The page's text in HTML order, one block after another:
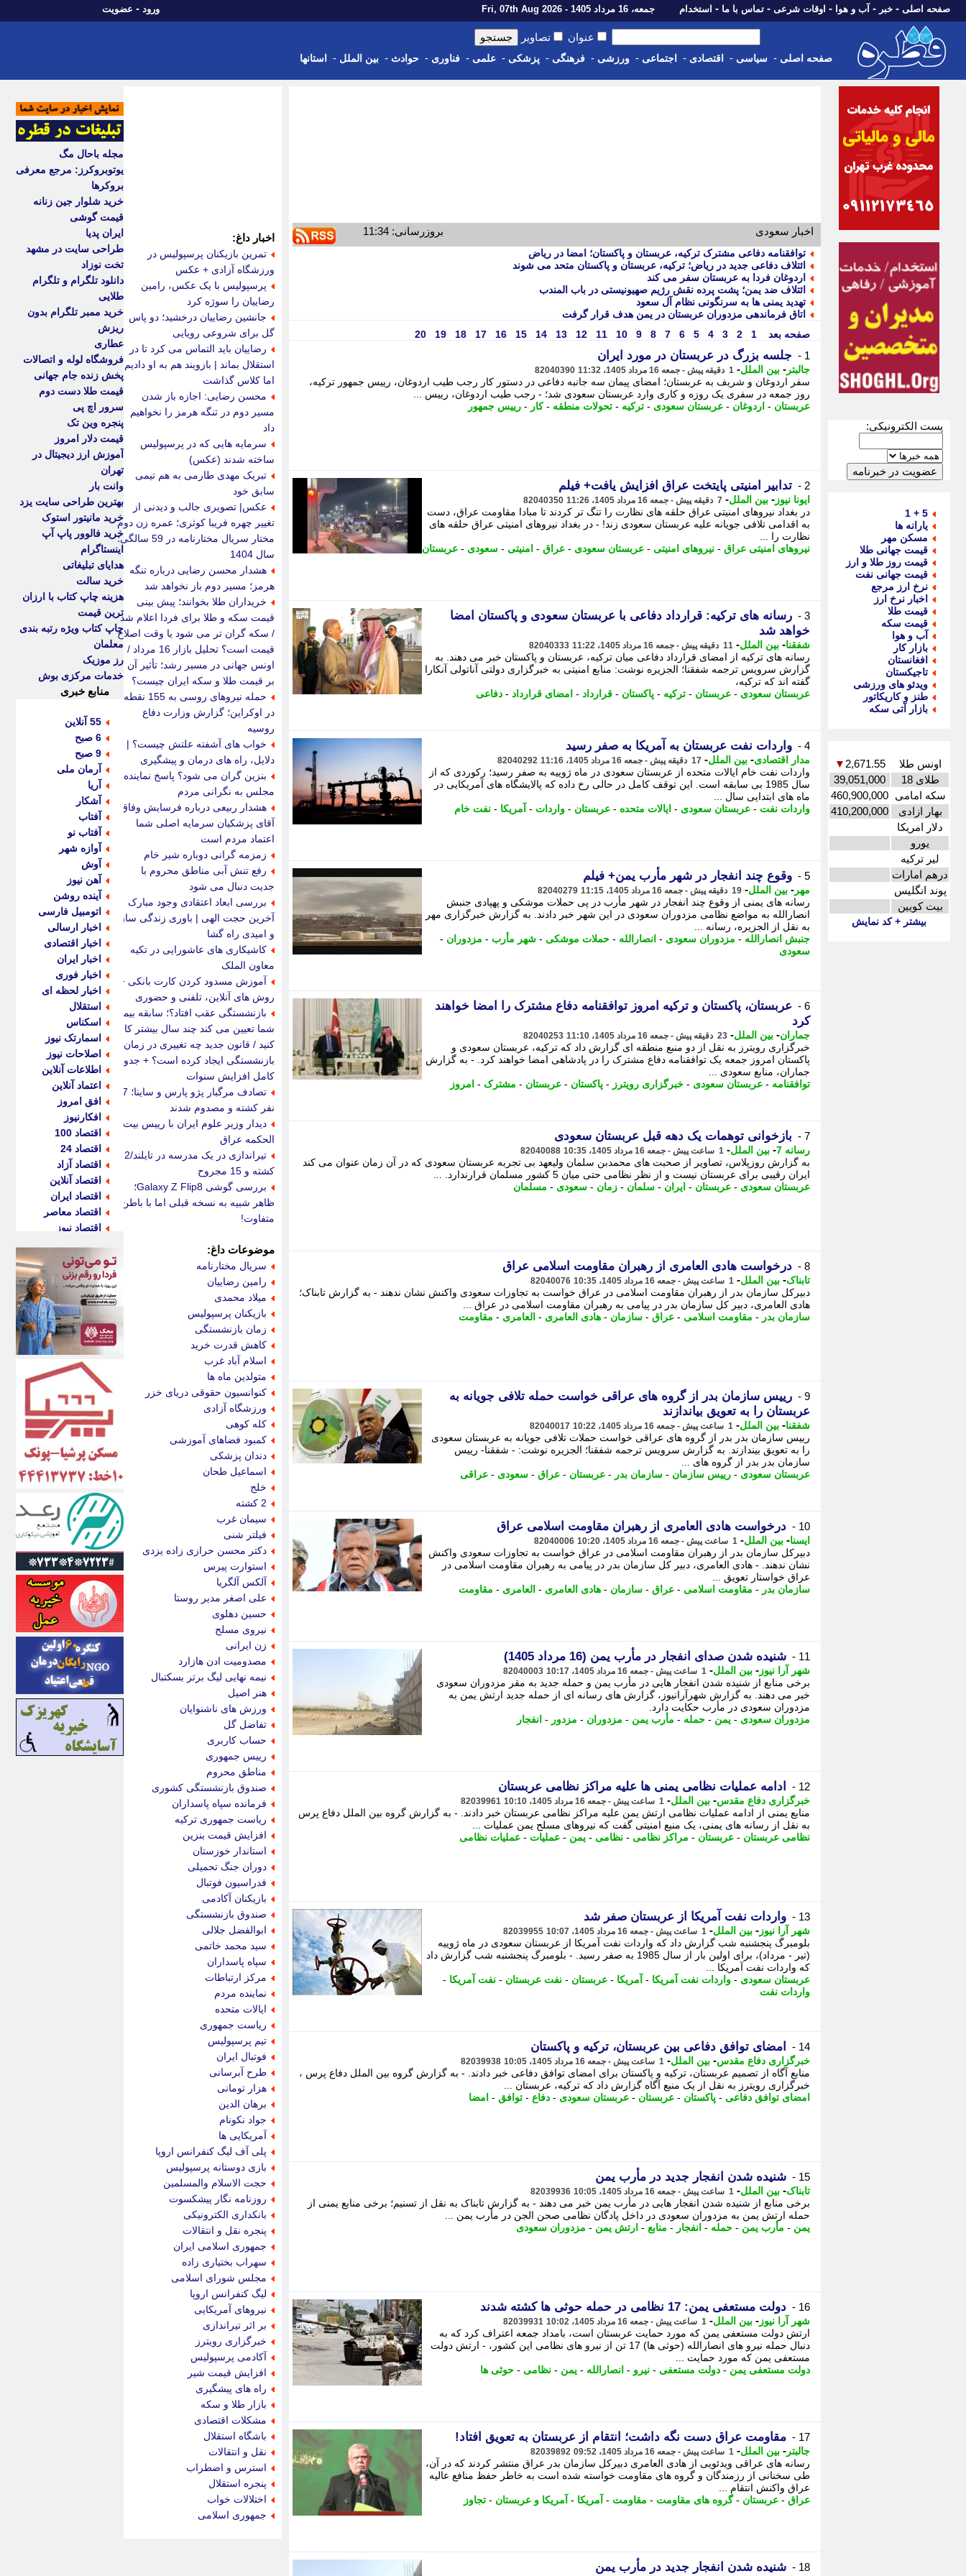
صفحه اصلی - خبر - آب و هوا - اوقات شرعی - تماس با ما - استخدام جمعه، 16 مرداد 1405 - Fri, 07th Aug 2026 ورود - عضویت
عنوان تصاویر
صفحه اصلی - سیاسی - اقتصادی - اجتماعی - ورزشی - فرهنگی - پزشکی - علمی - فناوری - حوادث - بین الملل - استانها
پست الکترونیکی:
5 + 1
یارانه ها
مسکن مهر
قیمت جهانی طلا
قیمت روز طلا و ارز
قیمت جهانی نفت
نرخ ارز مرجع
اخبار نرخ ارز
قیمت طلا
قیمت سکه
آب و هوا
بازار کار
افغانستان
تاجیکستان
ویدئو های ورزشی
طنز و کاریکاتور
بازار آتی سکه
اونس طلا 2,671.55
▼
طلای 18
39,051,000
سکه امامی 460,900,000
بهار ازادی
410,200,000
دلار امریکا
یورو
لیر ترکیه
درهم امارات
پوند انگلیس
بیت کویین
بیشتر + کد نمایش
اخبار سعودی بروزرسانی: 11:34
توافقنامه دفاعی مشترک ترکیه، عربستان و پاکستان؛ امضا در ریاض
ائتلاف دفاعی جدید در ریاض؛ ترکیه، عربستان و پاکستان متحد می شوند
اردوغان فردا به عربستان سفر می کند
ائتلاف ضد یمن؛ پشت پرده نقش رژیم صهیونیستی در باب المندب
تهدید یمنی ها به سرنگونی نظام آل سعود
اتاق فرماندهی مزدوران عربستان در یمن هدف قرار گرفت
صفحه بعد
1
2
3
4
5
6
7
8
9
10
11
12
13
14
15
16
17
18
19
20
1 - جلسه بزرگ در عربستان در مورد ایران
جالبتر - بین الملل- 1 دقیقه پیش - جمعه 16 مرداد 1405، 11:32 82040390
سفر اردوغان و شریف به عربستان؛ امضای پیمان سه جانبه دفاعی در دستور کار رجب طیب اردوغان، رییس جمهور ترکیه،
روز جمعه در سفری یک روزه و کاری وارد عربستان سعودی شد؛ - رجب طیب اردوغان، رییس ...
عربستان - اردوغان - عربستان سعودی - ترکیه - تحولات منطقه -کار - رییس جمهور
2 - تدابیر امنیتی پایتخت عراق افزایش یافت+ فیلم
ایونا نیوز - بین الملل- 7 دقیقه پیش - جمعه 16 مرداد 1405، 11:26 82040350
در بغداد نیروهای امنیتی عراق حلقه های نظارت را تنگ تر کردند تا مبادا مقاومت عراق، دست
به اقدامی تلافی جویانه علیه عربستان سعودی زند! - در بغداد نیروهای امنیتی عراق حلقه های
نظارت را ...
نیروهای امنیتی عراق - نیروهای امنیتی - عربستان سعودی - عراق - امنیتی - سعودی - عربستان
3 -
رسانه های ترکیه: قرارداد دفاعی با عربستان سعودی و پاکستان امضا
خواهد شد
شفقنا- بین الملل- 11 دقیقه پیش - جمعه 16 مرداد 1405، 11:22 82040333
رسانه های ترکیه از امضای قرارداد دفاعی میان ترکیه، عربستان و پاکستان خبر می دهند. به
گزارش سرویس ترجمه شفقنا؛ الجزیره نوشت: منابع امنیتی به خبرگزاری دولتی آناتولی آنکارا
گفته اند که ترکیه،
عربستان سعودی - عربستان - ترکیه - پاکستان - قرارداد - امضای قرارداد - دفاعی
4 - واردات نفت عربستان به آمریکا به صفر رسید
مدار اقتصادی- بین الملل- 17 دقیقه پیش - جمعه 16 مرداد 1405، 11:16 82040292
واردات نفت خام ایالات متحده از عربستان سعودی در ماه ژوییه به صفر رسید؛ رکوردی که از
سال 1985 بی سابقه است. این توقف کامل در حالی رخ داده که پالایشگاه های آمریکایی در
ماه های ابتدایی سال ...
واردات نفت - عربستان سعودی - ایالات متحده - عربستان - واردات - آمریکا - نفت خام
5 - وقوع چند انفجار در شهر مأرب یمن+ فیلم
مهر - بین الملل- 19 دقیقه پیش - جمعه 16 مرداد 1405، 11:15 82040279
رسانه های یمنی از وقوع چند انفجار در شهر مأرب در پی حملات موشکی و پهپادی جنبش
انصارالله به مواضع نظامی مزدوران سعودی در این شهر خبر دادند. به گزارش خبرگزاری مهر
به نقل از الجزیره، رسانه ...
جنبش انصارالله - مزدوران سعودی - انصارالله - حملات موشکی - شهر مأرب - مزدوران -
سعودی
6 -
عربستان، پاکستان و ترکیه امروز توافقنامه دفاع مشترک را امضا خواهند
کرد
جماران- بین الملل- 23 دقیقه پیش - جمعه 16 مرداد 1405، 11:10 82040253
خبرگزاری رویترز به نقل از دو منبع منطقه ای گزارش داد که ترکیه، عربستان سعودی و
پاکستان امروز جمعه یک توافقنامه دفاع مشترک را در پادشاهی امضا خواهند کرد. - به گزارش
جماران، منابع سعودی ...
توافقنامه - عربستان سعودی - خبرگزاری رویترز - پاکستان - عربستان - مشترک - امروز
7 - بازخوانی توهمات یک دهه قبل عربستان سعودی
رسانه 7 - بین الملل- 1 ساعت پیش - جمعه 16 مرداد 1405، 10:35 82040088
به گزارش روزپلاس، تصاویر از صحبت های محمدبن سلمان ولیعهد بی تجربه عربستان سعودی که در آن زمان عنوان می کند
ایران رقیبی برای عربستان نیست و از نظر نظامی حتی میان 5 کشور مسلمان قرارندارد. ...
عربستان سعودی - عربستان - ایران - سلمان - زمان - سعودی - مسلمان
8 - درخواست هادی العامری از رهبران مقاومت اسلامی عراق
تابناک- بین الملل- 1 ساعت پیش - جمعه 16 مرداد 1405، 10:35 82040076
دبیرکل سازمان بدر از رهبران مقاومت اسلامی در عراق خواست به تجاوزات سعودی واکنش نشان ندهند - به گزارش تابناک؛
هادی العامری، دبیر کل سازمان بدر در پیامی به رهبران مقاومت اسلامی در عراق ...
سازمان بدر - مقاومت اسلامی - عراق - سازمان - هادی العامری - العامری - مقاومت
9 -
رییس سازمان بدر از گروه های عراقی خواست حمله تلافی جویانه به
عربستان را به تعویق بیاندازند
شفقنا- بین الملل- 1 ساعت پیش - جمعه 16 مرداد 1405، 10:22 82040017
رییس سازمان بدر بدر از گروه های عراقی خواست حملات تلافی جویانه به عربستان سعودی
را به تعویق بیندازند. به گزارش سرویس ترجمه شفقنا؛ الجزیره نوشت: - شفقنا- رییس
سازمان بدر بدر از گروه های ...
عربستان سعودی - رییس سازمان - سازمان بدر - عربستان - عراق - سعودی - عراقی
10 - درخواست هادی العامری از رهبران مقاومت اسلامی عراق
ایسنا- بین الملل- 1 ساعت پیش - جمعه 16 مرداد 1405، 10:20 82040006
دبیرکل سازمان بدر از رهبران مقاومت اسلامی در عراق خواست به تجاوزات سعودی واکنش
نشان ندهند. - هادی العامری، دبیر کل سازمان بدر در پیامی به رهبران مقاومت اسلامی در
عراق خواستار تعویق ...
سازمان بدر - مقاومت اسلامی - عراق - سازمان - هادی العامری - العامری - مقاومت
11 - شنیده شدن صدای انفجار در مأرب یمن (16 مرداد 1405)
شهر آرا نیوز - بین الملل- 1 ساعت پیش - جمعه 16 مرداد 1405، 10:17 82040003
برخی منابع از شنیده شدن انفجار هایی در مأرب یمن و حمله جدید به مقر مزدوران سعودی
خبر می دهند. به گزارش شهرآرانیوز، گزارش های رسانه ای از حمله جدید ارتش یمن به
مزدوران سعودی در مأرب حکایت دارد.
مزدوران سعودی - یمن - حمله - مأرب یمن - مزدوران - مزدور - انفجار
12 - ادامه عملیات نظامی یمنی ها علیه مراکز نظامی عربستان
خبرگزاری دفاع مقدس- بین الملل- 1 ساعت پیش - جمعه 16 مرداد 1405، 10:10 82039961
منابع یمنی از ادامه عملیات نظامی ارتش یمن علیه مراکز نظامی عربستان خبر دادند. - به گزارش گروه بین الملل دفاع پرس
به نقل از رسانه های یمنی، یک منبع امنیتی گفت که نیروهای مسلح یمن عملیات ...
نظامی عربستان - عربستان - مراکز نظامی - نظامی - یمن - عملیات - عملیات نظامی
13 - واردات نفت آمریکا از عربستان صفر شد
شهر آرا نیوز - بین الملل- 1 ساعت پیش - جمعه 16 مرداد 1405، 10:07 82039955
بلومبرگ پنجشنبه شب گزارش داد که واردات نفت آمریکا از عربستان سعودی در ماه ژوییه
(تیر - مرداد)، برای اولین بار از سال 1985 به صفر رسید. - بلومبرگ پنجشنبه شب گزارش داد
که واردات نفت آمریکا ...
عربستان سعودی - واردات نفت آمریکا - آمریکا - عربستان - نفت عربستان - نفت آمریکا -
واردات نفت
14 - امضای توافق دفاعی بین عربستان، ترکیه و پاکستان
خبرگزاری دفاع مقدس- بین الملل- 1 ساعت پیش - جمعه 16 مرداد 1405، 10:05 82039938
منابع آگاه از تصمیم عربستان، ترکیه و پاکستان برای امضای توافق دفاعی خبر دادند. - به گزارش گروه بین الملل دفاع پرس ،
خبرگزاری رویترز به نقل از یک منبع آگاه گزارش داد که ترکیه، عربستان ...
امضای توافق دفاعی - پاکستان - عربستان - عربستان سعودی - دفاع - توافق - امضا
15 - شنیده شدن انفجار جدید در مأرب یمن
تابناک- بین الملل- 1 ساعت پیش - جمعه 16 مرداد 1405، 10:05 82039936
برخی منابع از شنیده شدن انفجار هایی در مأرب یمن خبر می دهند - به گزارش تابناک به نقل از تسنیم؛ برخی منابع یمنی از
حمله ارتش یمن به مزدوران سعودی در داخل پادگان نظامی صحن الجن در مأرب یمن ...
یمن - مأرب یمن - حمله - انفجار - منابع - ارتش یمن - مزدوران سعودی
16 - دولت مستعفی یمن: 17 نظامی در حمله حوثی ها کشته شدند
شهر آرا نیوز - بین الملل- 1 ساعت پیش - جمعه 16 مرداد 1405، 10:02 82039931
ارتش دولت مستعفی یمن که مورد حمایت عربستان است، بامداد جمعه اعتراف کرد که به
دنبال حمله نیرو های انصارالله (حوثی ها) 17 تن از نیرو های نظامی این کشور، - ارتش دولت
مستعفی یمن که مورد حمایت ...
دولت مستعفی یمن - دولت مستعفی - نیرو - انصارالله - یمن - نظامی - حوثی ها
17 - مقاومت عراق دست نگه داشت؛ انتقام از عربستان به تعویق افتاد!
جالبتر - بین الملل- 1 ساعت پیش - جمعه 16 مرداد 1405، 09:52 82039892
رسانه های عراقی ویدئویی از هادی العامری دبیرکل سازمان بدر عراق منتشر کردند که در آن،
طی سخنانی از رزمندگان و گروه های مقاومت خواسته شده است به خاطر حفظ منافع عالیه
عراق واکنش انتقام ...
عراق - عربستان -گروه های مقاومت - مقاومت - آمریکا - آمریکا و عربستان - تجاوز
18 - شنیده شدن انفجار جدید در مأرب یمن
اخبار داغ:
تمرین بازیکنان پرسپولیس در
ورزشگاه آزادی + عکس
پرسپولیس با یک عکس، رامین
رضاییان را سوژه کرد
جانشین رضاییان درخشید؛ دو پاس
گل برای شروعی رویایی
رضاییان باید التماس می کرد تا در
استقلال بماند | بازوبند هم به او دادیم
اما کلاس گذاشت
محسن رضایی: اجازه باز شدن
مسیر دوم در تنگه هرمز را نخواهیم
داد
سرمایه هایی که در پرسپولیس
ساخته شدند (عکس)
تبریک مهدی طارمی به هم تیمی
سابق خود
عکس| تصویری جالب و دیدنی از
تغییر چهره فریبا کوثری؛ عمره زن دوم
مختار سریال مختارنامه در 59 سالگی؛
سال 1404
هشدار محسن رضایی درباره تنگه
هرمز؛ مسیر دوم باز نخواهد شد
خریداران طلا بخوانند؛ پیش بینی
قیمت سکه و طلا برای فردا اعلام شد
/ سکه گران تر می شود یا وقت اصلاح
قیمت است؟ تحلیل بازار 16 مرداد /
اونس جهانی در مسیر رشد؛ تأثیر آن
بر قیمت طلا و سکه ایران چیست؟
حمله نیروهای روسی به 155 نقطه
در اوکراین؛ گزارش وزارت دفاع
روسیه
خواب های آشفته علتش چیست؟ |
دلایل، راه های درمان و پیشگیری
بنزین گران می شود؟ پاسخ نماینده
مجلس به نگرانی مردم
هشدار ربیعی درباره فرسایش وفاق؛
آقای پزشکیان سرمایه اصلی شما
اعتماد مردم است
زمزمه گرانی دوباره شیر خام
رفع تنش آبی مناطق محروم با
جدیت دنبال می شود
بررسی ابعاد اعتقادی وجود مبارک
آخرین حجت الهی | باوری زندگی ساز
و امیدی راه گشا
کاشیکاری های عاشورایی در تکیه
معاون الملک
آموزش مسدود کردن کارت بانکی +
روش های آنلاین، تلفنی و حضوری
بازنشستگی عقب افتاد؟؛ سابقه بیمه
شما تعیین می کند چند سال بیشتر کار
کنید / قانون جدید چه تغییری در زمان
بازنشستگی ایجاد کرده است؟ + جدول
کامل افزایش سنوات
تصادف مرگبار پژو پارس و ساینا؛ 7
نفر کشته و مصدوم شدند
دیدار وزیر علوم ایران با رییس بیت
الحکمه عراق
تیراندازی در یک مدرسه در تایلند/2
کشته و 15 مجروح
بررسی گوشی Galaxy Z Flip8؛
ظاهر شبیه به نسخه قبلی اما با باطن
متفاوت!
موضوعات داغ:
سریال مختارنامه
رامین رضاییان
میلاد محمدی
بازیکنان پرسپولیس
زمان بازنشستگی
کاهش قدرت خرید
اسلام آباد غرب
متولدین ماه ها
کنوانسیون حقوقی دریای خزر
ورزشگاه آزادی
کله کوهی
کمبود فضاهای آموزشی
دندان پزشکی
اسماعیل طحان
خلج
2 کشته
سیمان غرب
فیلتر شنی
دکتر محسن حرازی زاده یزدی
استوارت پیرس
آلکس آلگریا
علی اصغر مدیر روستا
حسین دهلوی
نیروی مسلح
زن ایرانی
مصدومیت ادن هازارد
نیمه نهایی لیگ برتر بسکتبال
هنر اصیل
ورزش های ناشنوایان
تفاضل گل
حساب کاربری
رییس جمهوری
مناطق محروم
صندوق بازنشستگی کشوری
فرمانده سپاه پاسداران
ریاست جمهوری ترکیه
افزایش قیمت بنزین
استاندار خوزستان
دوران جنگ تحمیلی
فدراسیون فوتبال
بازیکنان آکادمی
صندوق بازنشستگی
ابوالفضل جلالی
سید محمد خاتمی
سپاه پاسداران
مرکز ارتباطات
نماینده مردم
ایالات متحده
ریاست جمهوری
تیم پرسپولیس
فوتبال ایران
طرح آبرسانی
هزار تومانی
برهان الدین
جواد نکونام
آمریکایی ها
پلی آف لیگ کنفرانس اروپا
بازی دوستانه پرسپولیس
حجت الاسلام والمسلمین
روزنامه نگار پیشکسوت
بانکداری الکترونیکی
پنجره نقل و انتقالات
جمهوری اسلامی ایران
سهراب بختیاری زاده
مجلس شورای اسلامی
لیگ کنفرانس اروپا
نیروهای آمریکایی
بر اثر تیراندازی
خبرگزاری رویترز
آکادمی پرسپولیس
افزایش قیمت شیر
راه های پیشگیری
بازار طلا و سکه
مشکلات اقتصادی
باشگاه استقلال
نقل و انتقالات
استرس و اضطراب
پنجره استقلال
اختلالات خواب
جمهوری اسلامی
مجله باحال مگ
یوتوبروکرز: مرجع معرفی
بروکرها
خرید شلوار جین زنانه
قیمت گوشی
ایران پدیا
طراحی سایت در مشهد
تخت نوزاد
دانلود تلگرام و تلگرام
طلایی
خرید ممبر تلگرام بدون
ریزش
عطاری
فروشگاه لوله و اتصالات
پخش زنده جام جهانی
قیمت طلا دست دوم
سرور اچ پی
پنجره وین تک
قیمت دلار امروز
آموزش ارز دیجیتال در
تهران
وانت بار
بهترین طراحی سایت یزد
خرید مانیتور استوک
خرید فالوور پاپ آپ
اینستاگرام
هدایای تبلیغاتی
خرید سالت
هزینه چاپ کتاب با ارزان
ترین قیمت
چاپ کتاب ویژه رتبه بندی
معلمان
رز موزیک
خدمات مرکزی بوش
منابع خبری
55 آنلاین
6 صبح
9 صبح
آرمان ملی
آریا
آشکار
آفتاب
آفتاب نو
آوازه شهر
آوش
آهن نیوز
آینده روشن
اتومبیل فارسی
اخبار ارسالی
اخبار اقتصادی
اخبار ایران
اخبار فوری
اخبار لحظه ای
استقلال
اسکناس
اسمارتک نیوز
اصلاحات نیوز
اطلاعات آنلاین
اعتماد آنلاین
افق امروز
افکارنیوز
اقتصاد 100
اقتصاد 24
اقتصاد آزاد
اقتصاد آنلاین
اقتصاد ایران
اقتصاد معاصر
اقتصاد نیوز
اکوفارس
اکونگار
اکونیوز
الف
انتشار آنلاین
اندیشه قرن
اندیشه معاصر
اندیشه ها
انرژی پرس
ای استخدام
ایتنا
ایراف
ایران آرت
ایران آنلاین
ایران زندگی
ایران فوری
ایرانی روز
ایرانیتال
ایرنا
ایسکانیوز
ایسنا
ایکنا
ایلنا
اینتیتر
ایونا نیوز
بازتاب آنلاین
باشگاه خبرنگاران
باغستان نیوز
بامبوک
ببین و بخون
بدینسان
بنکر